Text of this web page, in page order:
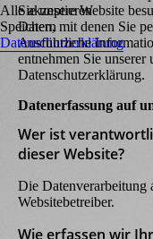
Sie unsere Website
Daten, mit denen Sie
Ausführliche
entnehmen Sie unserer
Datenschutzerklärung.
Datenerfassung auf
Wer ist
dieser Website?
Die Datenverarbeitung
Websitebetreiber.
Wie erfassen wir
Alle akzeptieren
Speichern
Datenschutzerklärung